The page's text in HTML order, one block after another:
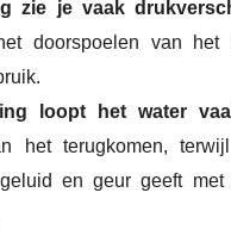
zie je vaak
doorspoelen van
loopt het water
het terugkomen,
en geur geeft met